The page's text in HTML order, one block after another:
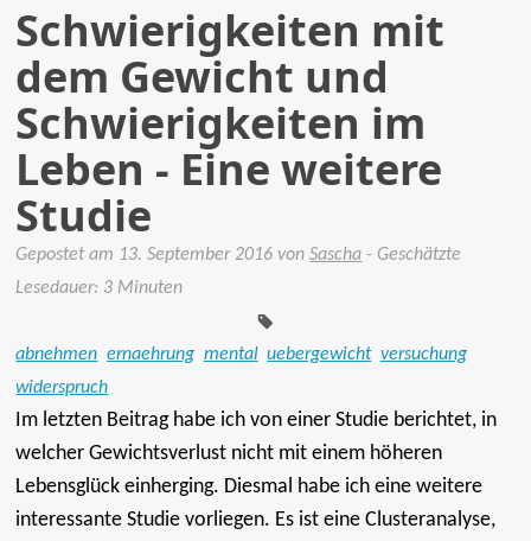
Schwierigkeiten mit
dem Gewicht und
Schwierigkeiten im
Leben - Eine weitere
Studie
Gepostet am 13. September 2016vonSascha - Geschätzte
Lesedauer: 3 MinutenTags:
abnehmen ernaehrung mental uebergewicht versuchung
widerspruch
Im letzten Beitrag habe ich von einer Studie berichtet, in
welcher Gewichtsverlust nicht mit einem höheren
Lebensglück einherging. Diesmal habe ich eine weitere
interessante Studie vorliegen. Es ist eine Clusteranalyse,